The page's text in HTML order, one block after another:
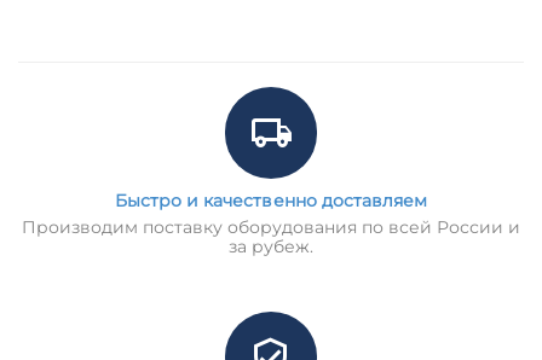
Быстро и качественно доставляем
Производим поставку оборудования по всей России и
за рубеж.